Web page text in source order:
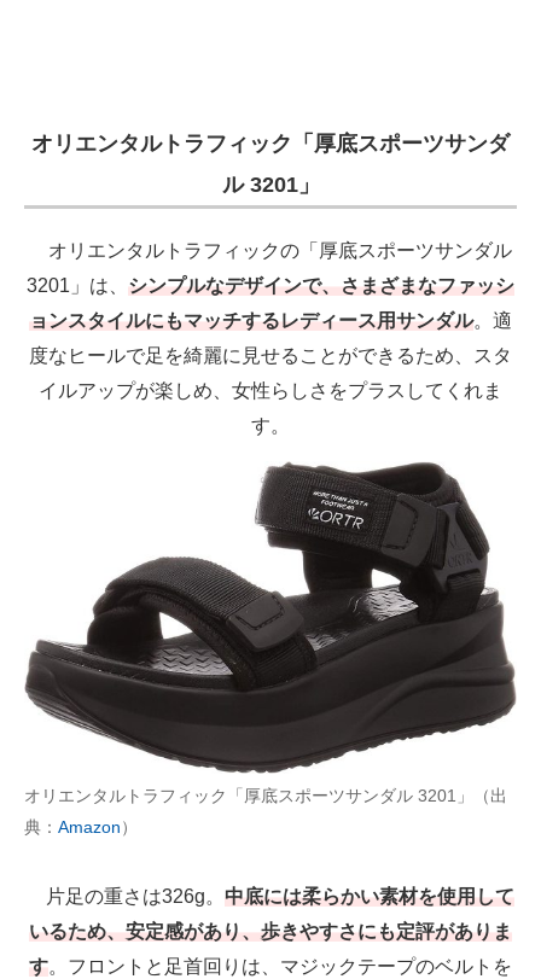
オリエンタルトラフィック「厚底スポーツサンダ
ル 3201」
オリエンタルトラフィックの「厚底スポーツサンダル
3201」は、 シンプルなデザインで、さまざまなファッシ
ョンスタイルにもマッチするレディース用サンダル。適
度なヒールで足を綺麗に見せることができるため、スタ
イルアップが楽しめ、女性らしさをプラスしてくれま
す。
オリエンタルトラフィック「厚底スポーツサンダル 3201」（出
典： Amazon）
片足の重さは326g。 中底には柔らかい素材を使用して
いるため、安定感があり、歩きやすさにも定評がありま
す。フロントと足首回りは、マジックテープのベルトを